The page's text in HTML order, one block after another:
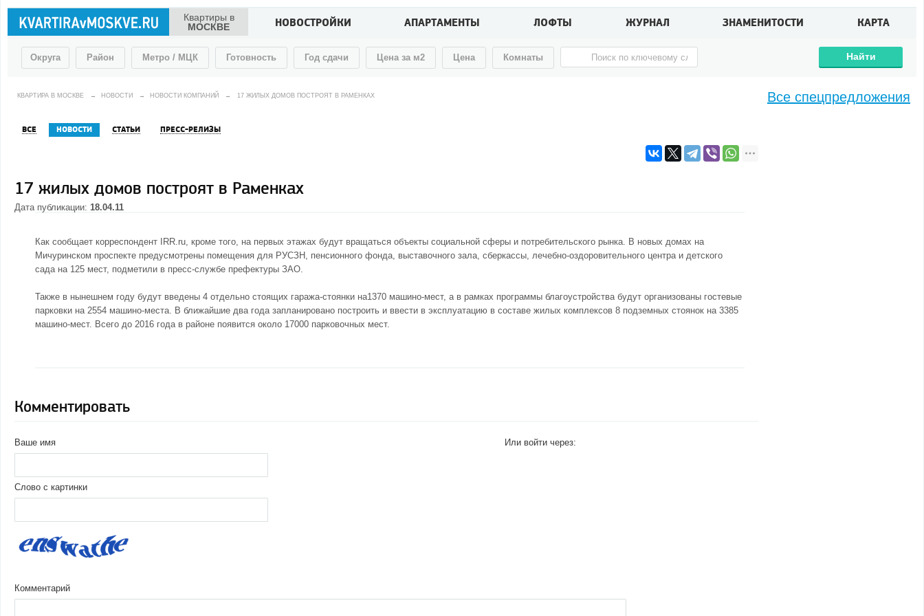
Квартиры в
МОСКВЕ
НОВОСТРОЙКИ АПАРТАМЕНТЫ ЛОФТЫ ЖУРНАЛ ЗНАМЕНИТОСТИ КАРТА
Округа Район Метро / МЦК Готовность Год сдачи Цена за м2 Цена Комнаты Найти
КВАРТИРА В МОСКВЕ → НОВОСТИ → НОВОСТИ КОМПАНИЙ → 17 ЖИЛЫХ ДОМОВ ПОСТРОЯТ В РАМЕНКАХ
ВСЕ НОВОСТИ СТАТЬИ ПРЕСС-РЕЛИЗЫ
17 жилых домов построят в Раменках
Дата публикации: 18.04.11
Как сообщает корреспондент IRR.ru, кроме того, на первых этажах будут вращаться объекты социальной сферы и потребительского рынка. В новых домах на
Мичуринском проспекте предусмотрены помещения для РУСЗН, пенсионного фонда, выставочного зала, сберкассы, лечебно-оздоровительного центра и детского
сада на 125 мест, подметили в пресс-службе префектуры ЗАО.
Также в нынешнем году будут введены 4 отдельно стоящих гаража-стоянки на1370 машино-мест, а в рамках программы благоустройства будут организованы гостевые
парковки на 2554 машино-места. В ближайшие два года запланировано построить и ввести в эксплуатацию в составе жилых комплексов 8 подземных стоянок на 3385
машино-мест. Всего до 2016 года в районе появится около 17000 парковочных мест.
Комментировать
Ваше имя
Слово с картинки
Или войти через:
Комментарий
Все спецпредложения